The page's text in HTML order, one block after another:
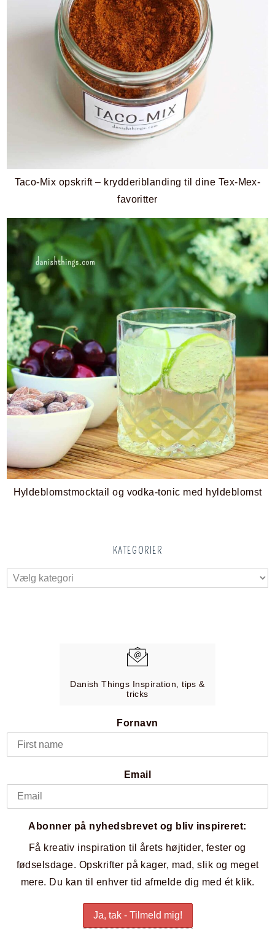
Taco-Mix opskrift – krydderiblanding til dine Tex-Mex-
favoritter
Hyldeblomstmocktail og vodka-tonic med hyldeblomst
KATEGORIER
Danish Things Inspiration, tips &
tricks
Fornavn
Email
Abonner på nyhedsbrevet og bliv inspireret:
Få kreativ inspiration til årets højtider, fester og
fødselsdage. Opskrifter på kager, mad, slik og meget
mere. Du kan til enhver tid afmelde dig med ét klik.